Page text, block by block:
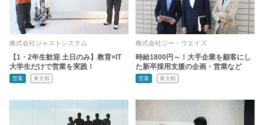
株式会社ジャストシステム
【1・2年生歓迎 土日のみ】教育×IT
大学生だけで営業を実践！
営業 東京都
株式会社ジー・ウエイズ
時給1800円～！大手企業を顧客にし
た新卒採用支援の企画・営業など
営業 東京都